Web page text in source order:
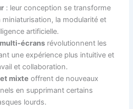
: leur conception se transforme
miniaturisation, la modularité et
artificielle.
écrans révolutionnent les
une expérience plus intuitive et
et collaboration.
mixte offrent de nouveaux
en supprimant certains
lourds.